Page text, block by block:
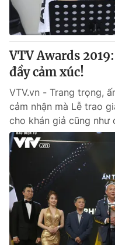
VTV Awards
đầy cảm xúc!
VTV.vn - Trang trọng,
cảm nhận mà Lễ trao
cho khán giả cũng như